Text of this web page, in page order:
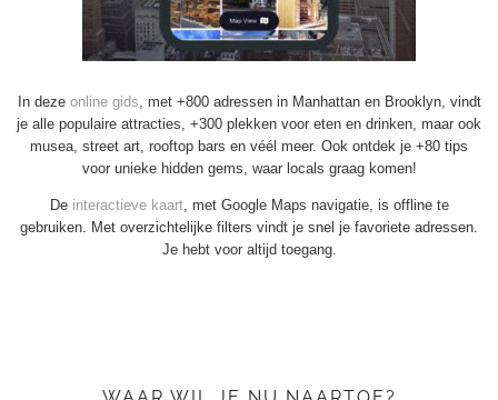
In deze online gids , met +800 adressen in Manhattan en Brooklyn, vindt
je alle populaire attracties, +300 plekken voor eten en drinken, maar ook
musea, street art, rooftop bars en véél meer. Ook ontdek je +80 tips
voor unieke hidden gems, waar locals graag komen!
De interactieve kaart, met Google Maps navigatie, is offline te
gebruiken. Met overzichtelijke filters vindt je snel je favoriete adressen.
Je hebt voor altijd toegang.